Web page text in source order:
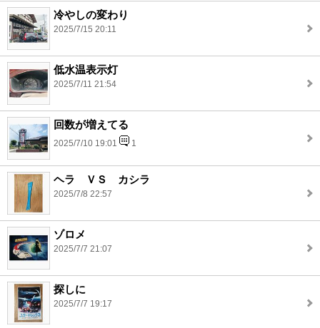
冷やしの変わり
2025/7/15 20:11
低水温表示灯
2025/7/11 21:54
回数が増えてる
2025/7/10 19:01 1
ヘラ ＶＳ カシラ
2025/7/8 22:57
ゾロメ
2025/7/7 21:07
探しに
2025/7/7 19:17